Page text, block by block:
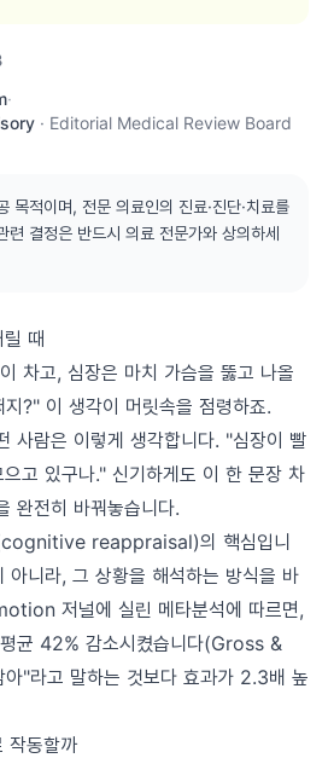
·
· Editorial Medical Review Board
목적이며, 전문 의료인의 진료·진단·치료를
련 결정은 반드시 의료 전문가와 상의하세
때
차고, 심장은 마치 가슴을 뚫고 나올
?" 이 생각이 머릿속을 점령하죠.
사람은 이렇게 생각합니다. "심장이 빨
고 있구나." 신기하게도 이 한 문장 차
완전히 바꿔놓습니다.
reappraisal)의 핵심입니
아니라, 그 상황을 해석하는 방식을 바
저널에 실린 메타분석에 따르면,
균 42% 감소시켰습니다(Gross &
"라고 말하는 것보다 효과가 2.3배 높
작동할까